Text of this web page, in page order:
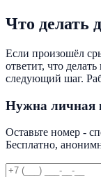
Что делать
Если произошёл
ответит, что
следующий шаг.
Нужна личная
Оставьте номер -
Бесплатно,